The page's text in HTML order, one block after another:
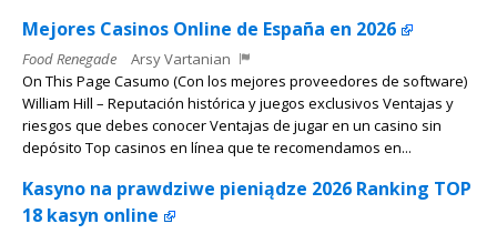
Mejores Casinos Online de España en 2026
Food Renegade
Arsy Vartanian
On This Page Casumo (Con los mejores proveedores de software)
William Hill – Reputación histórica y juegos exclusivos Ventajas y
riesgos que debes conocer Ventajas de jugar en un casino sin
depósito Top casinos en línea que te recomendamos en...
Kasyno na prawdziwe pieniądze 2026 Ranking TOP
18 kasyn online